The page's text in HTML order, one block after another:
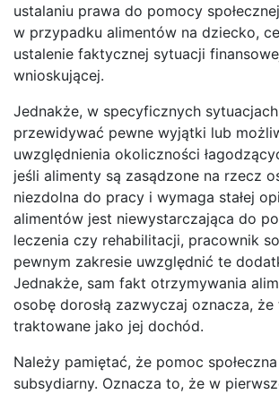
ustalaniu prawa do pomocy
w przypadku alimentów na dziecko,
ustalenie faktycznej sytuacji
wnioskującej.
Jednakże, w specyficznych
przewidywać pewne wyjątki lub
uwzględnienia okoliczności
jeśli alimenty są zasądzone na rzecz
niezdolna do pracy i wymaga stałej
alimentów jest niewystarczająca do
leczenia czy rehabilitacji, pracownik
pewnym zakresie uwzględnić te
Jednakże, sam fakt otrzymywania
osobę dorosłą zazwyczaj oznacza,
traktowane jako jej dochód.
Należy pamiętać, że pomoc
subsydiarny. Oznacza to, że w